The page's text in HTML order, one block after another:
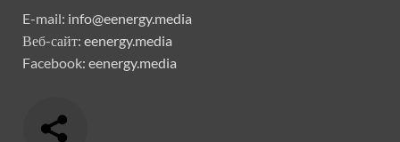
E-mail: info@eenergy.media
Веб-сайт: eenergy.media
Facebook: eenergy.media